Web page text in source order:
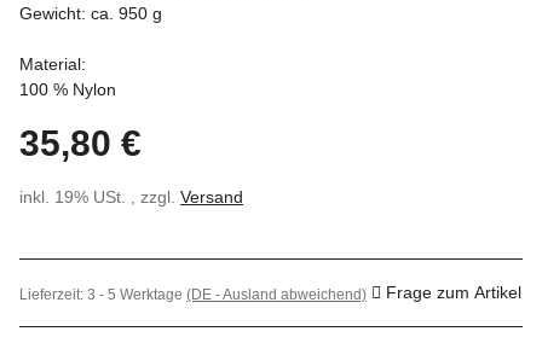
Gewicht: ca. 950 g
Material:
100 % Nylon
35,80 €
inkl. 19% USt. , zzgl. Versand
Lieferzeit: 3 - 5 Werktage (DE - Ausland abweichend) Frage zum Artikel